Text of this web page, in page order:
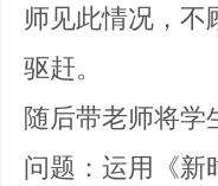
师见此情况，不
驱赶。
随后带老师将学
问题：运用《新